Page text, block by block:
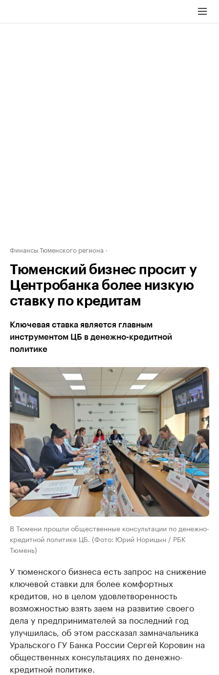
Финансы Тюменского региона
Тюменский бизнес просит у
Центробанка более низкую
ставку по кредитам
Ключевая ставка является главным
инструментом ЦБ в денежно-кредитной
политике
В Тюмени прошли общественные консультации по денежно-
кредитной политике ЦБ. (Фото: Юрий Норицын / РБК
Тюмень)
У тюменского бизнеса есть запрос на снижение
ключевой ставки для более комфортных
кредитов, но в целом удовлетворенность
возможностью взять заем на развитие своего
дела у предпринимателей за последний год
улучшилась, об этом рассказал замначальника
Уральского ГУ Банка России Сергей Коровин на
общественных консультациях по денежно-
кредитной политике.